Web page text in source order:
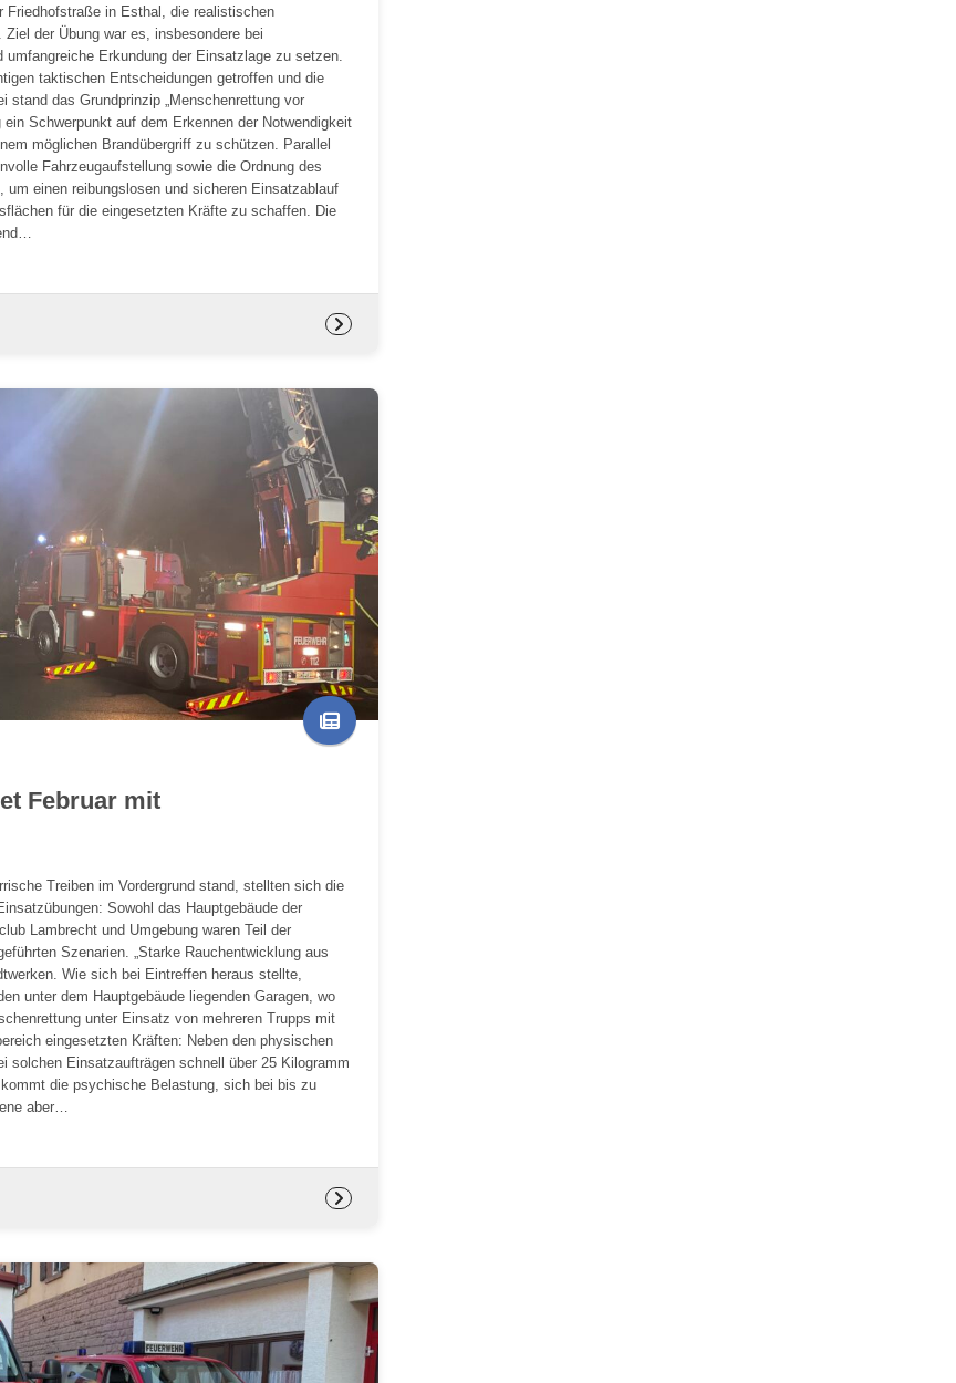
Friedhofstraße in Esthal, die realistischen
der Übung war es, insbesondere bei
Erkundung der Einsatzlage zu setzen.
taktischen Entscheidungen getroffen und die
stand das Grundprinzip „Menschenrettung vor
Schwerpunkt auf dem Erkennen der Notwendigkeit
möglichen Brandübergriff zu schützen. Parallel
Fahrzeugaufstellung sowie die Ordnung des
einen reibungslosen und sicheren Einsatzablauf
für die eingesetzten Kräfte zu schaffen. Die
Februar mit
Treiben im Vordergrund stand, stellten sich die
Sowohl das Hauptgebäude der
Lambrecht und Umgebung waren Teil der
Szenarien. „Starke Rauchentwicklung aus
Wie sich bei Eintreffen heraus stellte,
unter dem Hauptgebäude liegenden Garagen, wo
unter Einsatz von mehreren Trupps mit
eingesetzten Kräften: Neben den physischen
solchen Einsatzaufträgen schnell über 25 Kilogramm
die psychische Belastung, sich bei bis zu
aber…